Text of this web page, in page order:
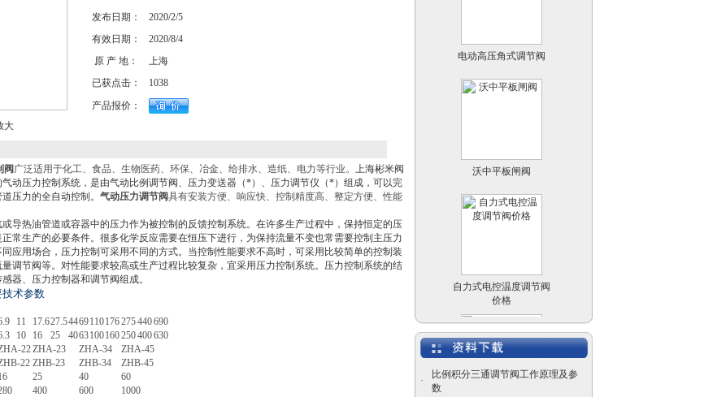
大
发布日期：
2020/2/5
有效日期：
2020/8/4
原 产 地：
上海
已获点击：
1038
产品报价：
阀 广泛适用于化工、食品、生物医药、环保、冶金、给排水、造纸、电力等行业。 上海彬米阀
动压力控制系统，是由气动比例调节阀、压力变送器（*）、压力调节仪（*）组成，可以完
压力的全自动控制。 气动压力调节阀具有安装方便、响应快、控制精度高、整定方便、性能
或导热油管道或容器中的压力作为被控制的反馈控制系统。在许多生产过程中，保持恒定的压
常生产的必要条件。很多化学反应需要在恒压下进行，为保持流量不变也常需要控制主压力
应用场合，压力控制可采用不同的方式。当控制性能要求不高时，可采用比较简单的控制装
调节阀等。对性能要求较高或生产过程比较复杂，宜采用压力控制系统。压力控制系统的结
器、压力控制器和调节阀组成。
技术参数
11 17.627.54469110176275440690
10 16 25 4063100160250400630
22ZHA-23 ZHA-34
ZHA-45
22 ZHB-23 ZHB-34
ZHB-45
25 40
60
400 600
1000
价格
·
比例积分三通调节阀工作原理及参
数